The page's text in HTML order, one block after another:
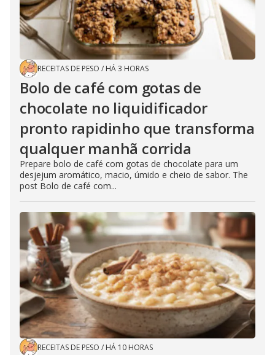
RECEITAS DE PESO / HÁ 3 HORAS
Bolo de café com gotas de
chocolate no liquidificador
pronto rapidinho que transforma
qualquer manhã corrida
Prepare bolo de café com gotas de chocolate para um
desjejum aromático, macio, úmido e cheio de sabor. The
post Bolo de café com...
RECEITAS DE PESO / HÁ 10 HORAS